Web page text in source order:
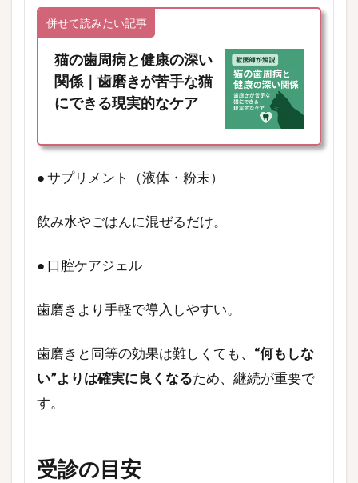
併せて読みたい記事
猫の歯周病と健康の深い
関係｜歯磨きが苦手な猫
にできる現実的なケア
● サプリメント（液体・粉末）
飲み水やごはんに混ぜるだけ。
● 口腔ケアジェル
歯磨きより手軽で導入しやすい。
歯磨きと同等の効果は難しくても、 “何もしな
い”よりは確実に良くなるため、継続が重要で
す。
受診の目安